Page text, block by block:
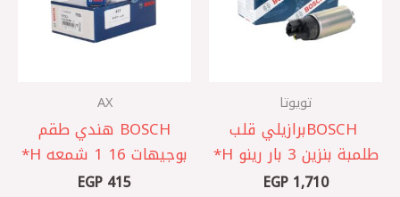
تويوتا
BOSCH ‎برازيلي ‎قلب
طلمبة بنزين 3 بار رينو H*
EGP1,710
AX
BOSCH هندي ‎طقم
بوجيهات 16 1 شمعه H*
EGP 415